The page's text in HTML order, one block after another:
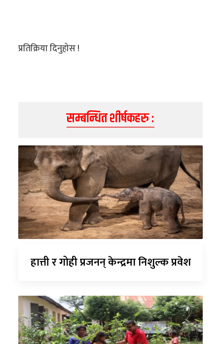
प्रतिक्रिया दिनुहोस !
सम्बन्धित शीर्षकहरु :
हात्ती र गोही प्रजनन् केन्द्रमा निशुल्क प्रवेश